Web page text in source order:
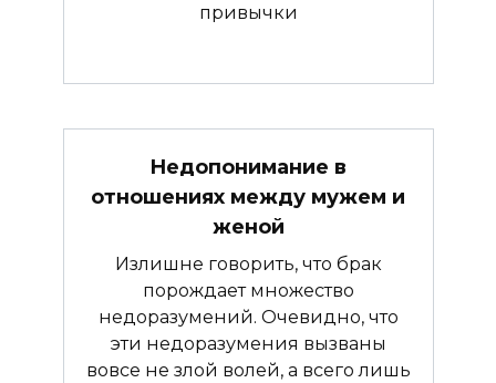
привычки
Недопонимание в
отношениях между мужем и
женой
Излишне говорить, что брак
порождает множество
недоразумений. Очевидно, что
эти недоразумения вызваны
вовсе не злой волей, а всего лишь